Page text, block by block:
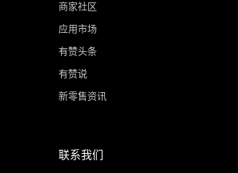
商家社区
应用市场
有赞头条
有赞说
新零售资讯
联系我们